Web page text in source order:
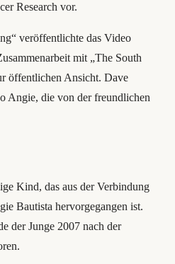
Research vor.
veröffentlichte das Video
mit „The South
öffentlichen Ansicht. Dave
Angie, die von der freundlichen
Kind, das aus der Verbindung
Bautista hervorgegangen ist.
der Junge 2007 nach der